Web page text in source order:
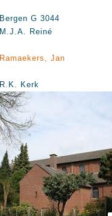
Bergen G 3044
M.J.A. Reiné
Ramaekers, Jan
R.K. Kerk